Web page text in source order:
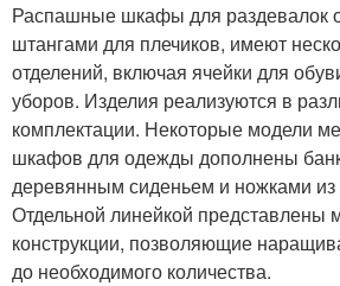
Распашные шкафы для раздевалок
штангами для плечиков, имеют
отделений, включая ячейки для
уборов. Изделия реализуются в
комплектации. Некоторые модели
шкафов для одежды дополнены
деревянным сиденьем и ножками
Отдельной линейкой представлены
конструкции, позволяющие
до необходимого количества.